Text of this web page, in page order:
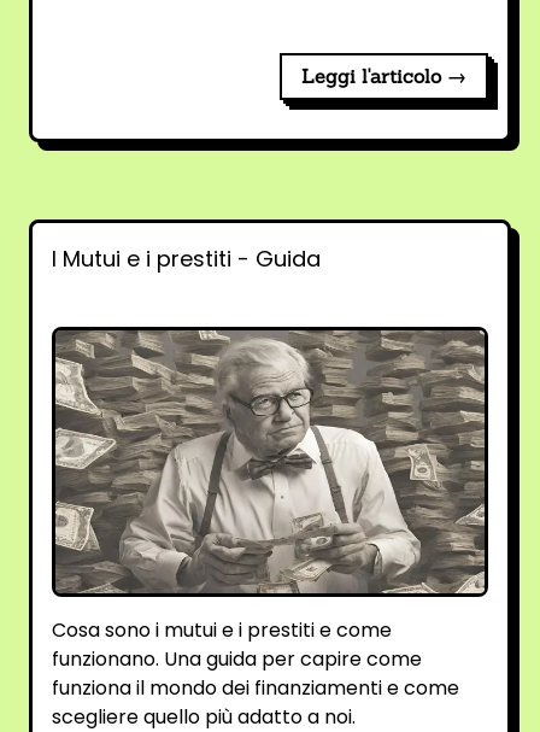
Leggi l'articolo →
I Mutui e i prestiti - Guida
Cosa sono i mutui e i prestiti e come
funzionano. Una guida per capire come
funziona il mondo dei finanziamenti e come
scegliere quello più adatto a noi.